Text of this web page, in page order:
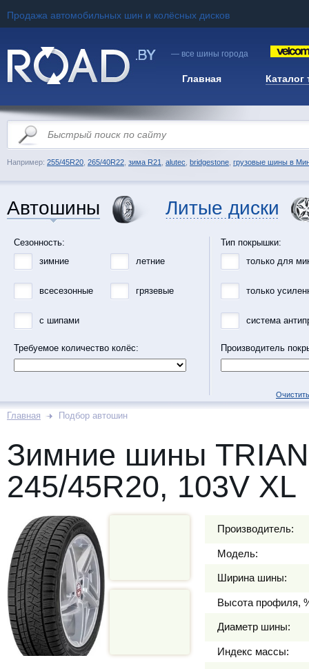
Продажа автомобильных шин и колёсных дисков
— все шины города
Главная Каталог
Например: 255/45R20 265/40R22 зима R21 alutec bridgestone грузовые шины в
Автошины Литые диски
Сезонность:
зимние
летние
всесезонные грязевые
с шипами
Требуемое количество колёс:
Тип покрышки:
только для
только
система
Производитель
Главная Подбор автошин
Зимние шины
245/45R20, 103V XL
Производитель:
Модель:
Ширина шины:
Высота профиля,
Диаметр шины:
Индекс массы: